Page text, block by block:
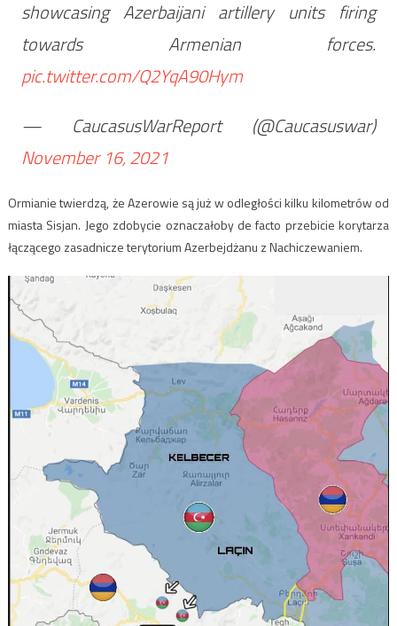
showcasing Azerbaijani artillery units firing
towards Armenian forces.
pic.twitter.com/Q2YqA90Hym
— CaucasusWarReport (@Caucasuswar)
November 16, 2021
Ormianie twierdzą, że Azerowie są już w odległości kilku kilometrów od
miasta Sisjan. Jego zdobycie oznaczałoby de facto przebicie korytarza
łączącego zasadnicze terytorium Azerbejdżanu z Nachiczewaniem.